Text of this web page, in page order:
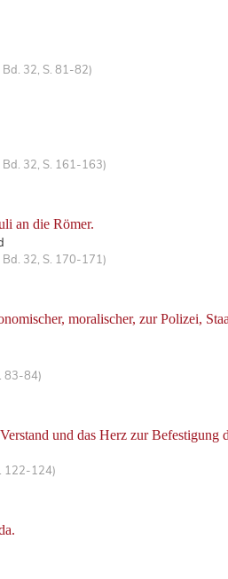
32, S. 81-82)
Bd. 32, S. 161-163)
an die Römer.
Bd. 32, S. 170-171)
moralischer, zur Polizei,
83-84)
und das Herz zur Befestigung
122-124)